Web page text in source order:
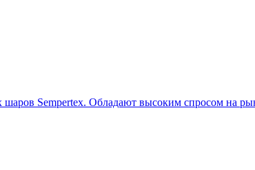
Sempertex. Обладают высоким спросом на